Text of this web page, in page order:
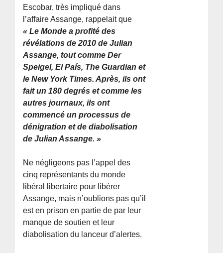
Escobar, très impliqué dans
l’affaire Assange, rappelait que
« Le Monde a profité des
révélations de 2010 de Julian
Assange, tout comme Der
Speigel, El País, The Guardian et
le New York Times. Après, ils ont
fait un 180 degrés et comme les
autres journaux, ils ont
commencé un processus de
dénigration et de diabolisation
de Julian Assange. »
Ne négligeons pas l’appel des
cinq représentants du monde
libéral libertaire pour libérer
Assange, mais n’oublions pas qu’il
est en prison en partie de par leur
manque de soutien et leur
diabolisation du lanceur d’alertes.